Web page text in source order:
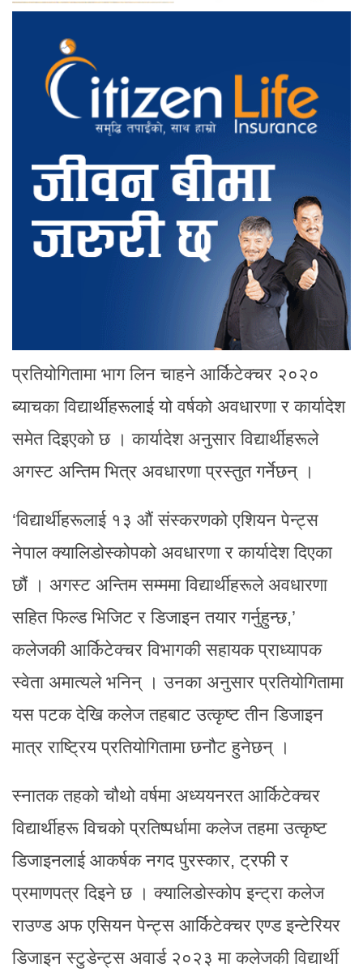
प्रतियोगितामा भाग लिन चाहने आर्किटेक्चर २०२०
ब्याचका विद्यार्थीहरूलाई यो वर्षको अवधारणा र कार्यादेश
समेत दिइएको छ । कार्यादेश अनुसार विद्यार्थीहरूले
अगस्ट अन्तिम भित्र अवधारणा प्रस्तुत गर्नेछन् ।
‘विद्यार्थीहरूलाई १३ औं संस्करणको एशियन पेन्ट्स
नेपाल क्यालिडोस्कोपको अवधारणा र कार्यादेश दिएका
छौं । अगस्ट अन्तिम सम्ममा विद्यार्थीहरूले अवधारणा
सहित फिल्ड भिजिट र डिजाइन तयार गर्नुहुन्छ,’
कलेजकी आर्किटेक्चर विभागकी सहायक प्राध्यापक
स्वेता अमात्यले भनिन् । उनका अनुसार प्रतियोगितामा
यस पटक देखि कलेज तहबाट उत्कृष्ट तीन डिजाइन
मात्र राष्ट्रिय प्रतियोगितामा छनौट हुनेछन् ।
स्नातक तहको चौथो वर्षमा अध्ययनरत आर्किटेक्चर
विद्यार्थीहरू विचको प्रतिष्पर्धामा कलेज तहमा उत्कृष्ट
डिजाइनलाई आकर्षक नगद पुरस्कार, ट्रफी र
प्रमाणपत्र दिइने छ । क्यालिडोस्कोप इन्ट्रा कलेज
राउण्ड अफ एसियन पेन्ट्स आर्किटेक्चर एण्ड इन्टेरियर
डिजाइन स्टुडेन्ट्स अवार्ड २०२३ मा कलेजकी विद्यार्थी